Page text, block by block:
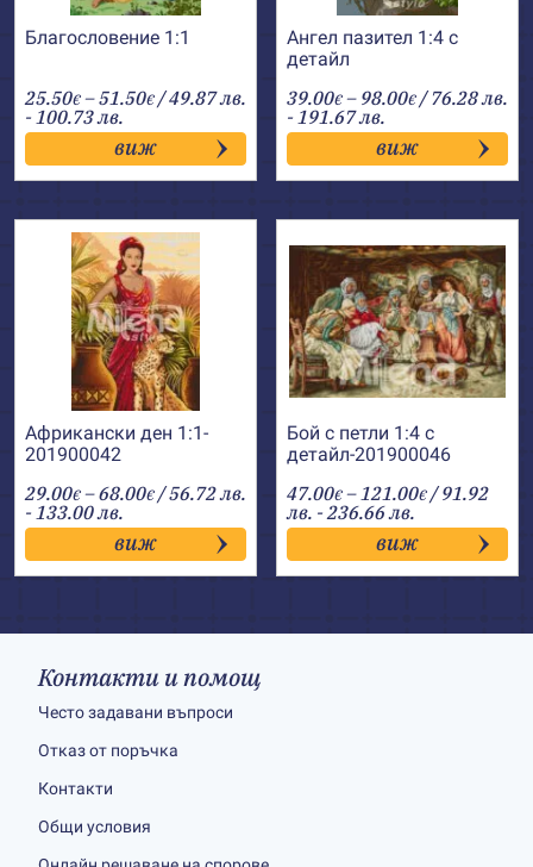
Благословение 1:1
25.50€ –51.50€Price
range:
25.50€
through
51.50€
/ 49.87 лв.
- 100.73 лв.
виж
Ангел пазител 1:4 с
детайл
39.00€ – 98.00€Price
range:
39.00€
through
98.00€
/ 76.28 лв.
- 191.67 лв.
виж
Африкански ден 1:1-
201900042
29.00€ –68.00€Price
range:
29.00€
through
68.00€
/ 56.72 лв.
- 133.00 лв.
виж
Бой с петли 1:4 с
детайл-201900046
47.00€ –121.00€Price
range:
47.00€
through
121.00€
/ 91.92
лв. - 236.66 лв.
виж
Контакти и помощ
Често задавани въпроси
Отказ от поръчка
Контакти
Общи условия